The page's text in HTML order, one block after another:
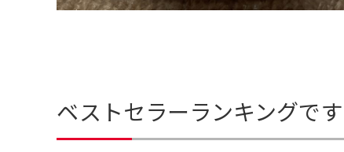
ベストセラーランキングです